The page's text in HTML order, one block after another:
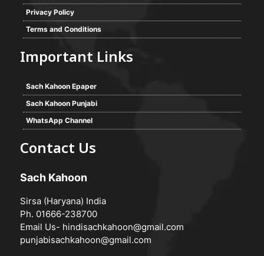
Privacy Policy
Terms and Conditions
Important Links
Sach Kahoon Epaper
Sach Kahoon Punjabi
WhatsApp Channel
Contact Us
Sach Kahoon
Sirsa (Haryana) India
Ph. 01666-238700
Email Us- hindisachkahoon@gmail.com
punjabisachkahoon@gmail.com